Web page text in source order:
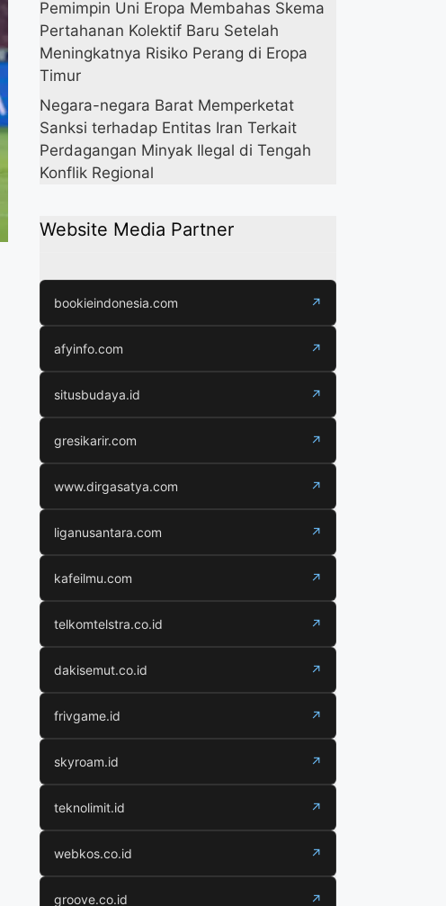
Pemimpin Uni Eropa Membahas Skema
Pertahanan Kolektif Baru Setelah
Meningkatnya Risiko Perang di Eropa
Timur
Negara-negara Barat Memperketat
Sanksi terhadap Entitas Iran Terkait
Perdagangan Minyak Ilegal di Tengah
Konflik Regional
Website Media Partner
bookieindonesia.com ↗
afyinfo.com ↗
situsbudaya.id ↗
gresikarir.com ↗
www.dirgasatya.com ↗
liganusantara.com ↗
kafeilmu.com ↗
telkomtelstra.co.id ↗
dakisemut.co.id ↗
frivgame.id ↗
skyroam.id ↗
teknolimit.id ↗
webkos.co.id ↗
groove.co.id ↗